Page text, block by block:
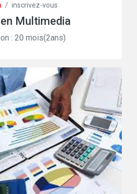
/ inscrivez-vous
Multimedia
: 20 mois(2ans)